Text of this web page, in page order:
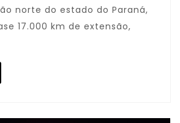
norte do estado do Paraná,
17.000 km de extensão,